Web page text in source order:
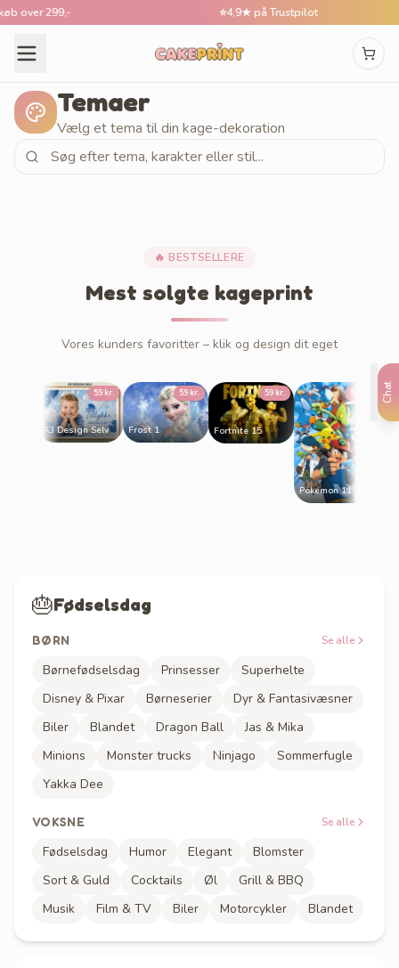
Chat
over 299,- 4,9★ på Trustpilot
Temaer
Vælg et tema til din kage-dekoration
🔥 BESTSELLERE
Mest solgte kageprint
Vores kunders favoritter – klik og design dit eget
A3 Design Selv
59 kr.
Frost 1
59 kr.
Fortnite 15
59 kr.
Pokemon 11
59 kr.
🎂Fødselsdag
BØRN Se alle
Børnefødselsdag Prinsesser
Superhelte
Disney & Pixar
Børneserier
Dyr & Fantasivæsner
Biler
Blandet Dragon Ball
Jas & Mika
Minions
Monster trucks Ninjago
Sommerfugle
Yakka Dee
VOKSNE Se alle
Fødselsdag Humor Elegant
Blomster
Sort & Guld
Cocktails Øl
Grill & BBQ
Musik
Film & TV Biler Motorcykler Blandet